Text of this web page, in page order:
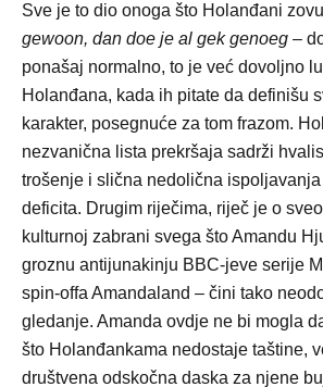
Sve je to dio onoga što Holanđani zovu
gewoon, dan doe je al gek genoeg –
ponašaj normalno, to je već dovoljno
Holanđana, kada ih pitate da definišu
karakter, posegnuće za tom frazom.
nezvanična lista prekršaja sadrži
trošenje i slična nedolična
deficita. Drugim riječima, riječ je o
kulturnoj zabrani svega što Amandu
groznu antijunakinju BBC-jeve serije
spin-offa Amandaland – čini tako
gledanje. Amanda ovdje ne bi mogla
što Holanđankama nedostaje taštine,
društvena odskočna daska za njene